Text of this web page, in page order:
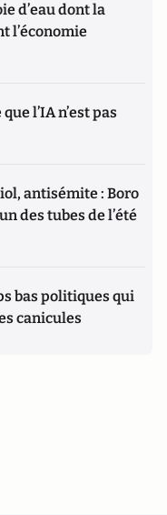
d’eau dont la
l’économie
l’IA n’est pas
antisémite : Boro
des tubes de l’été
bas politiques qui
canicules